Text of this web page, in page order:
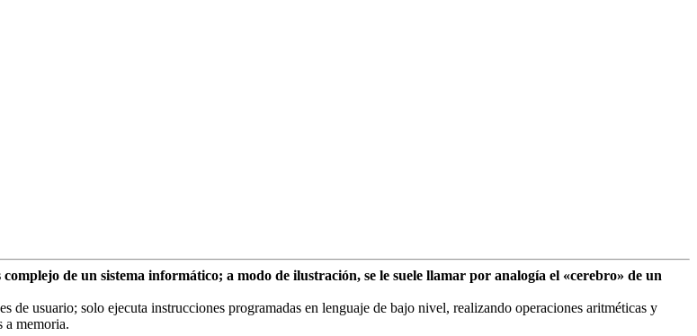
de un sistema informático; a modo de ilustración, se le suele llamar por analogía el «cerebro» de un
de usuario; solo ejecuta instrucciones programadas en lenguaje de bajo nivel, realizando operaciones aritméticas y
a memoria.